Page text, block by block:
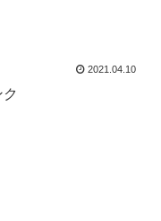
2021.04.10